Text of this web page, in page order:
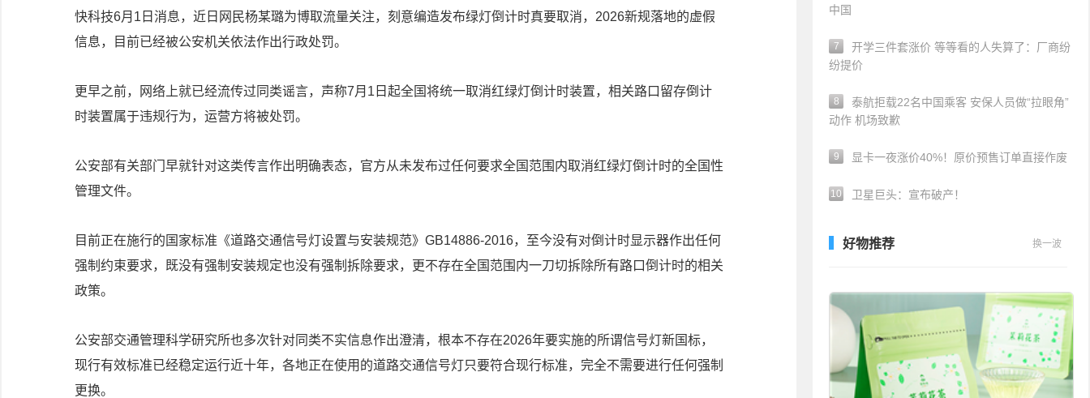
快科技6月1日消息，近日网民杨某璐为博取流量关注，刻意编造发布绿灯倒计时真要取消，2026新规落地的虚假
信息，目前已经被公安机关依法作出行政处罚。
更早之前，网络上就已经流传过同类谣言，声称7月1日起全国将统一取消红绿灯倒计时装置，相关路口留存倒计
时装置属于违规行为，运营方将被处罚。
公安部有关部门早就针对这类传言作出明确表态，官方从未发布过任何要求全国范围内取消红绿灯倒计时的全国性
管理文件。
目前正在施行的国家标准《道路交通信号灯设置与安装规范》GB14886-2016，至今没有对倒计时显示器作出任何
强制约束要求，既没有强制安装规定也没有强制拆除要求，更不存在全国范围内一刀切拆除所有路口倒计时的相关
政策。
公安部交通管理科学研究所也多次针对同类不实信息作出澄清，根本不存在2026年要实施的所谓信号灯新国标，
现行有效标准已经稳定运行近十年，各地正在使用的道路交通信号灯只要符合现行标准，完全不需要进行任何强制
更换。
中国
7
开学三件套涨价 等等看的人失算了：厂商纷
纷提价
8
泰航拒载22名中国乘客 安保人员做“拉眼角”
动作 机场致歉
9 显卡一夜涨价40%！原价预售订单直接作废
10 卫星巨头：宣布破产！
好物推荐 换一波